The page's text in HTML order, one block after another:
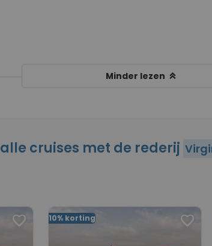
Minder lezen keyboard_double_arrow_up
alle cruises met de rederij
favorite 10% korting favorite